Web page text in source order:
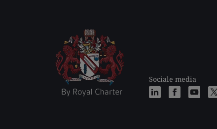
Sociale media